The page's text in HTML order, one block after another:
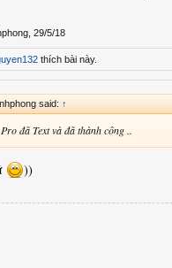
29/5/18
thích bài này.
said: ↑
đã Text và đã thành công ..
))